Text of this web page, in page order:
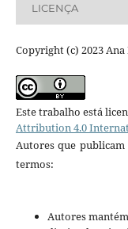
LICENÇA
Copyright (c) 2023
Este trabalho está
Attribution 4.0
Autores que
termos:
Autores